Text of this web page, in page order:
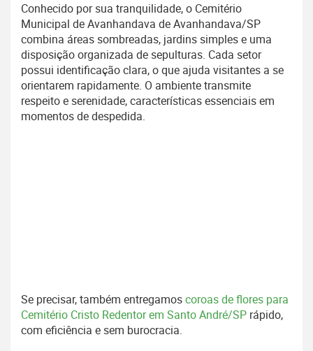
Conhecido por sua tranquilidade, o Cemitério
Municipal de Avanhandava de Avanhandava/SP
combina áreas sombreadas, jardins simples e uma
disposição organizada de sepulturas. Cada setor
possui identificação clara, o que ajuda visitantes a se
orientarem rapidamente. O ambiente transmite
respeito e serenidade, características essenciais em
momentos de despedida.
Se precisar, também entregamoscoroas de flores para
Cemitério Cristo Redentor em Santo André/SP rápido,
com eficiência e sem burocracia.